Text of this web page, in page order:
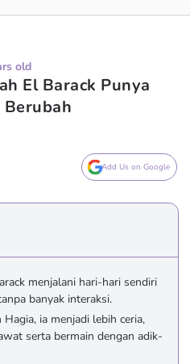
old
El Barack Punya
Add Us on Google
menjalani hari-hari sendiri
banyak interaksi.
ia menjadi lebih ceria,
serta bermain dengan adik-